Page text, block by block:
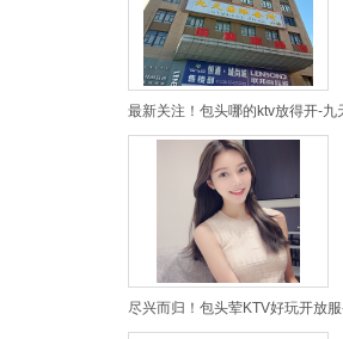
最新关注！包头哪的ktv放得开-
尽兴而归！包头荤KTV好玩开放